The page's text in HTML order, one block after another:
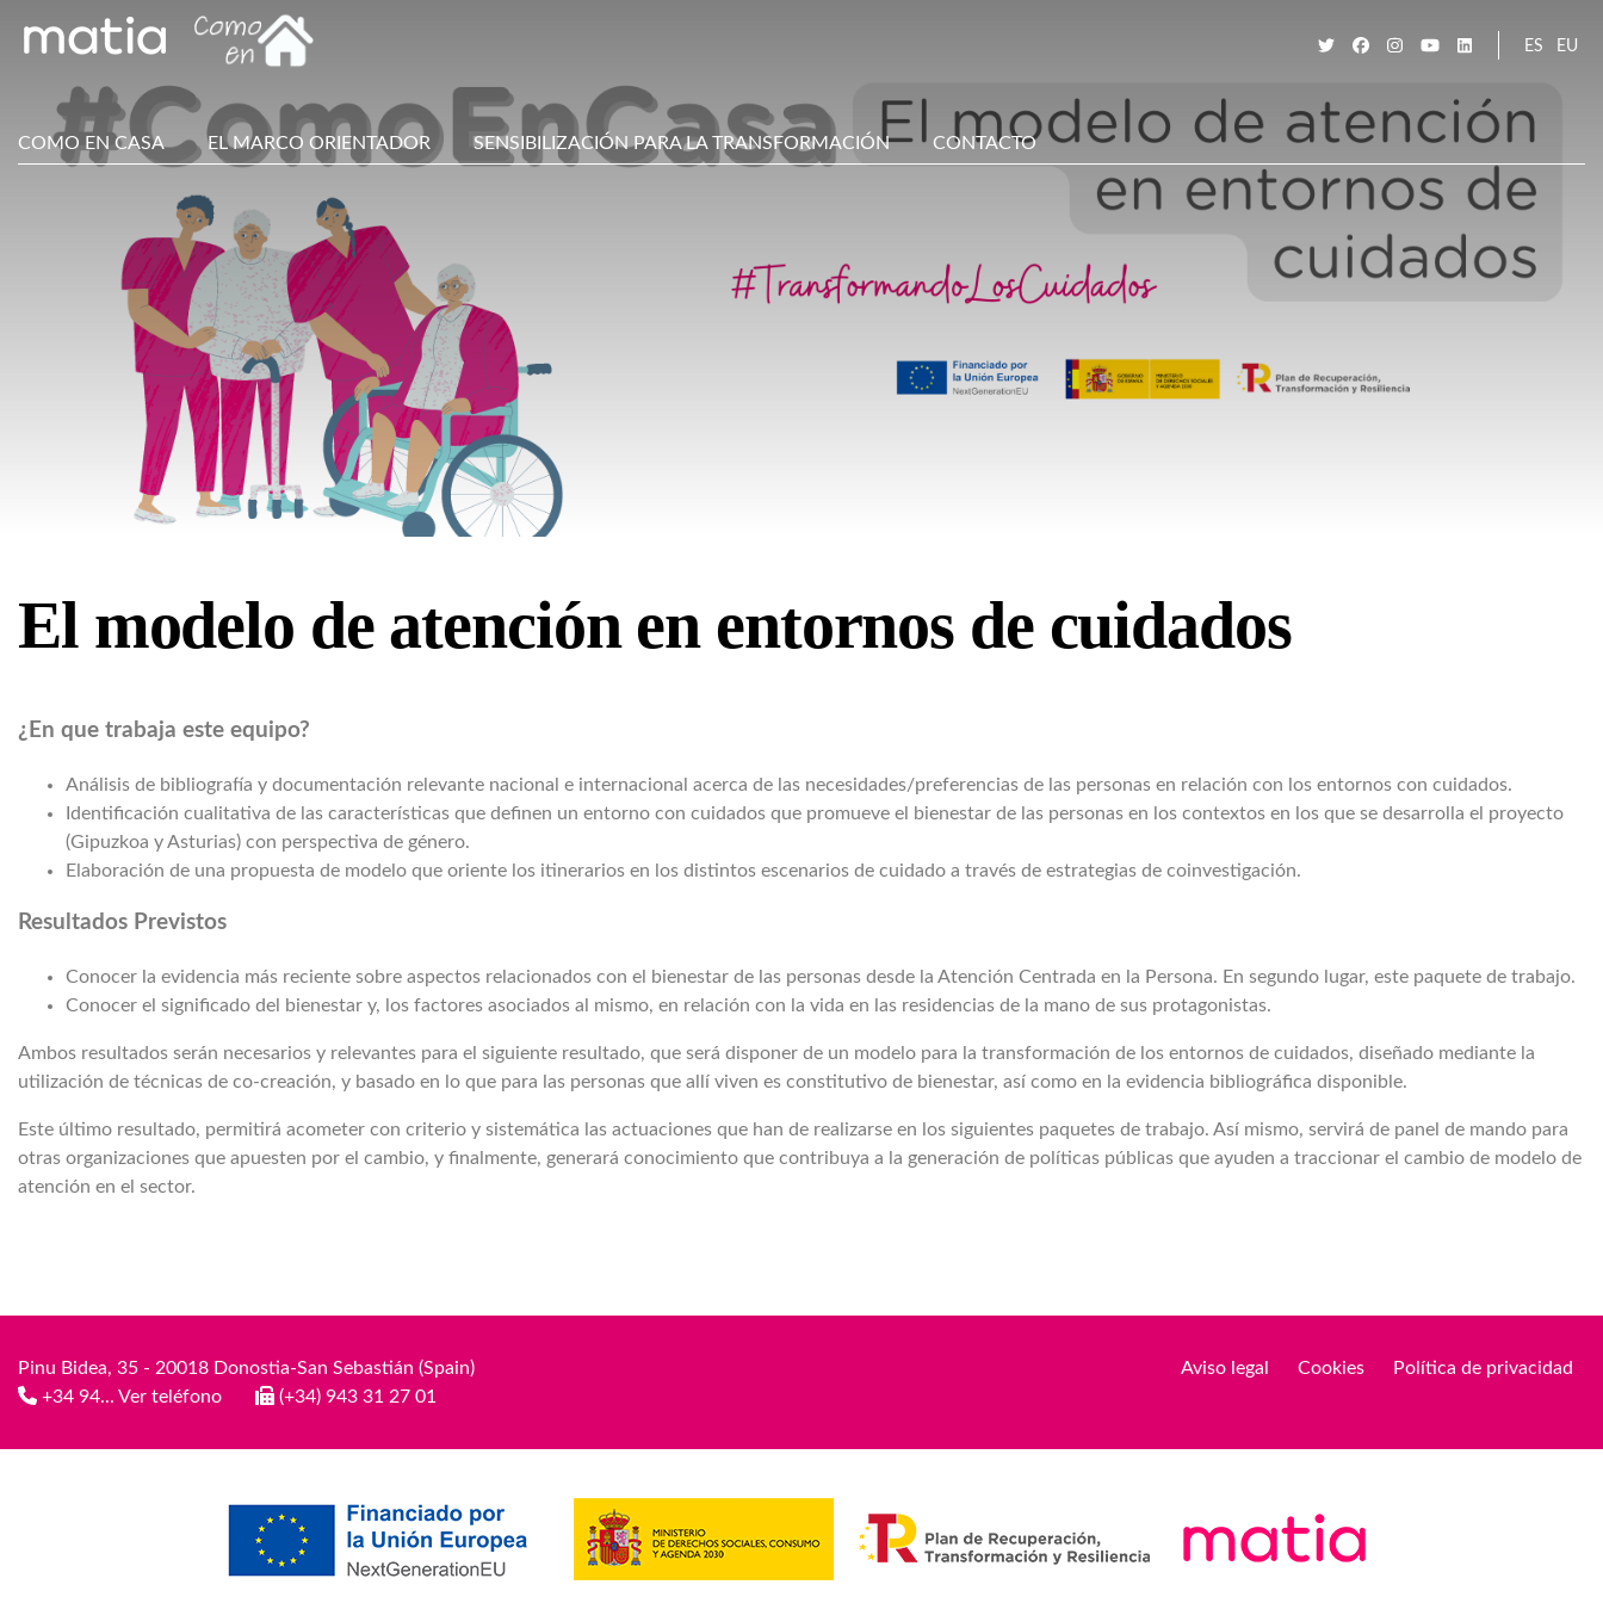
ES EU
Main
COMO EN CASA EL MARCO ORIENTADOR SENSIBILIZACIÓN PARA LA TRANSFORMACIÓN CONTACTO
El modelo de atención en entornos de cuidados
¿En que trabaja este equipo?
Análisis de bibliografía y documentación relevante nacional e internacional acerca de las necesidades/preferencias de las personas en relación con los entornos con cuidados.
Identificación cualitativa de las características que definen un entorno con cuidados que promueve el bienestar de las personas en los contextos en los que se desarrolla el proyecto
(Gipuzkoa y Asturias) con perspectiva de género.
Elaboración de una propuesta de modelo que oriente los itinerarios en los distintos escenarios de cuidado a través de estrategias de coinvestigación.
Resultados Previstos
Conocer la evidencia más reciente sobre aspectos relacionados con el bienestar de las personas desde la Atención Centrada en la Persona. En segundo lugar, este paquete de trabajo.
Conocer el significado del bienestar y, los factores asociados al mismo, en relación con la vida en las residencias de la mano de sus protagonistas.
Ambos resultados serán necesarios y relevantes para el siguiente resultado, que será disponer de un modelo para la transformación de los entornos de cuidados, diseñado mediante la
utilización de técnicas de co-creación, y basado en lo que para las personas que allí viven es constitutivo de bienestar, así como en la evidencia bibliográfica disponible.
Este último resultado, permitirá acometer con criterio y sistemática las actuaciones que han de realizarse en los siguientes paquetes de trabajo. Así mismo, servirá de panel de mando para
otras organizaciones que apuesten por el cambio, y finalmente, generará conocimiento que contribuya a la generación de políticas públicas que ayuden a traccionar el cambio de modelo de
atención en el sector.
Pinu Bidea, 35 - 20018 Donostia-San Sebastián (Spain)
+34 94... Ver teléfono
(+34) 943 31 27 01
Aviso legal Cookies Política de privacidad